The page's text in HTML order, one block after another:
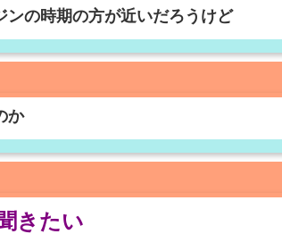
の時期の方が近いだろうけど
か
きたい